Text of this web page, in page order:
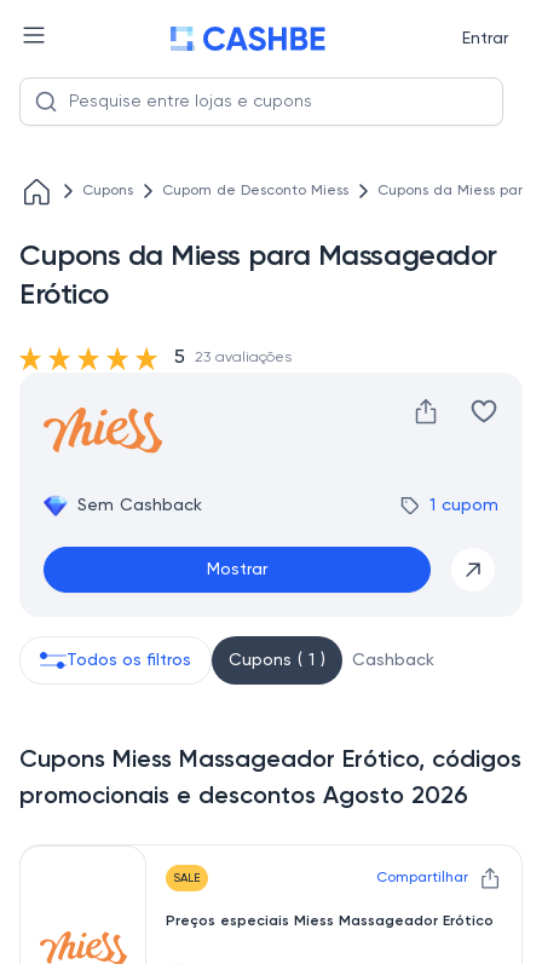
Entrar
Cupons Cupom de Desconto Miess Cupons da Miess para
Cupons da Miess para Massageador
Erótico
Sem Cashback 1 cupom
Mostrar
5 23 avaliações
Todos os filtros Cupons ( 1 ) Cashback
Cupons Miess Massageador Erótico, códigos
promocionais e descontos Agosto 2026
SALE Compartilhar
Preços especiais Miess Massageador Erótico